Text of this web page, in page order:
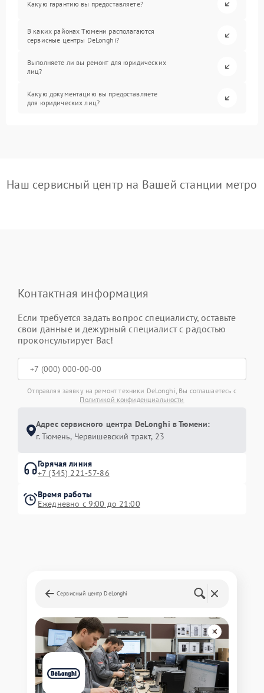
Какую гарантию вы предоставляете?
В каких районах Тюмени располагаются
сервисные центры DeLonghi?
Выполняете ли вы ремонт для юридических
лиц?
Какую документацию вы предоставляете
для юридических лиц?
Наш сервисный центр на Вашей станции метро
Контактная информация
Если требуется задать вопрос специалисту, оставьте
свои данные и дежурный специалист с радостью
проконсультирует Вас!
Отправляя заявку на ремонт техники DeLonghi, Вы соглашаетесь с
Политикой конфиденциальности
Адрес сервисного центра DeLonghi в Тюмени:
г. Тюмень, ​Червишевский тракт, 23
Горячая линия
+7 (345) 221-57-86
Время работы
Ежедневно с 9:00 до 21:00
Сервисный центр DeLonghi